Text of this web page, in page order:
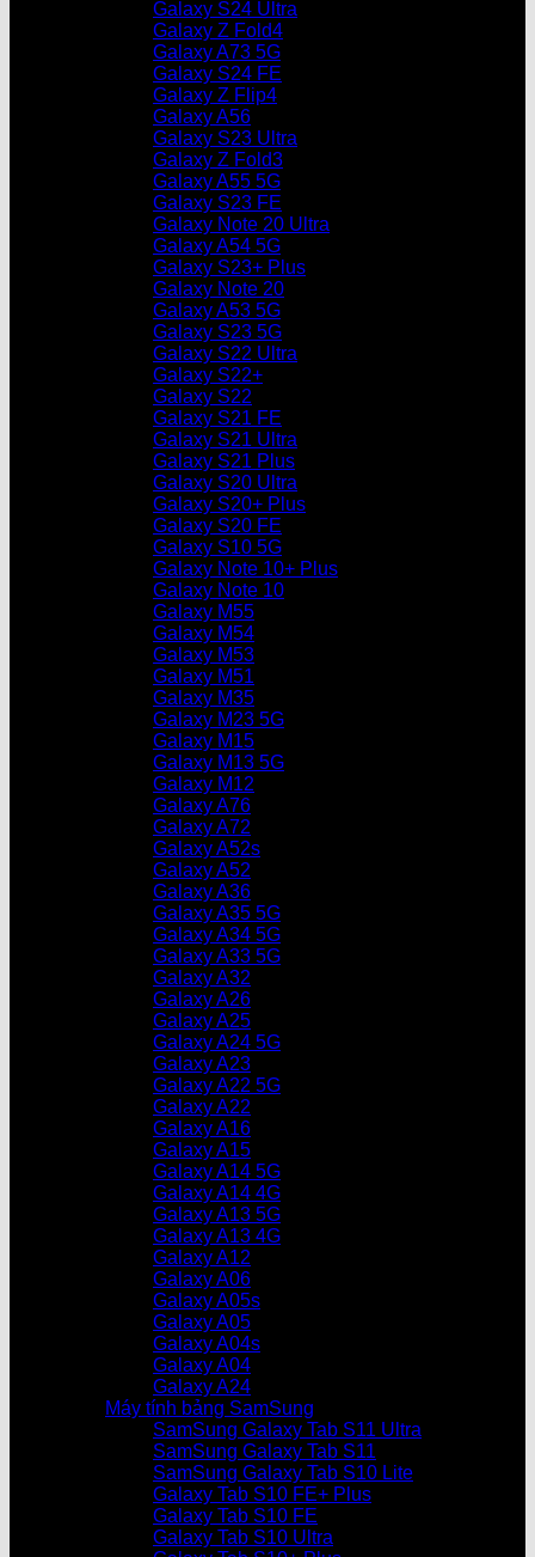
Galaxy S24 Ultra
Galaxy Z Fold4
Galaxy A73 5G
Galaxy S24 FE
Galaxy Z Flip4
Galaxy A56
Galaxy S23 Ultra
Galaxy Z Fold3
Galaxy A55 5G
Galaxy S23 FE
Galaxy Note 20 Ultra
Galaxy A54 5G
Galaxy S23+ Plus
Galaxy Note 20
Galaxy A53 5G
Galaxy S23 5G
Galaxy S22 Ultra
Galaxy S22+
Galaxy S22
Galaxy S21 FE
Galaxy S21 Ultra
Galaxy S21 Plus
Galaxy S20 Ultra
Galaxy S20+ Plus
Galaxy S20 FE
Galaxy S10 5G
Galaxy Note 10+ Plus
Galaxy Note 10
Galaxy M55
Galaxy M54
Galaxy M53
Galaxy M51
Galaxy M35
Galaxy M23 5G
Galaxy M15
Galaxy M13 5G
Galaxy M12
Galaxy A76
Galaxy A72
Galaxy A52s
Galaxy A52
Galaxy A36
Galaxy A35 5G
Galaxy A34 5G
Galaxy A33 5G
Galaxy A32
Galaxy A26
Galaxy A25
Galaxy A24 5G
Galaxy A23
Galaxy A22 5G
Galaxy A22
Galaxy A16
Galaxy A15
Galaxy A14 5G
Galaxy A14 4G
Galaxy A13 5G
Galaxy A13 4G
Galaxy A12
Galaxy A06
Galaxy A05s
Galaxy A05
Galaxy A04s
Galaxy A04
Galaxy A24
Máy tính bảng SamSung
SamSung Galaxy Tab S11 Ultra
SamSung Galaxy Tab S11
SamSung Galaxy Tab S10 Lite
Galaxy Tab S10 FE+ Plus
Galaxy Tab S10 FE
Galaxy Tab S10 Ultra